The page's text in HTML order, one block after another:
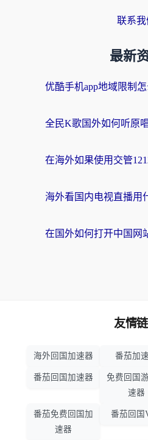
联系我
最新
友情
海外回国加速器 番茄加
番茄回国加速器
免费回国
速器
番茄免费回国加
速器
番茄回国